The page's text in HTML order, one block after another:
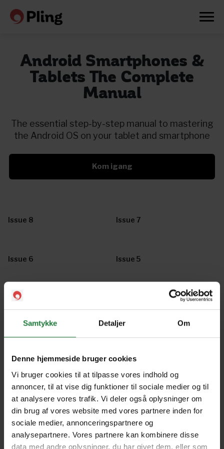
Samtykke Detaljer Om
Denne hjemmeside bruger cookies
Vi bruger cookies til at tilpasse vores indhold og
annoncer, til at vise dig funktioner til sociale medier og til
at analysere vores trafik. Vi deler også oplysninger om
din brug af vores website med vores partnere inden for
sociale medier, annonceringspartnere og
analysepartnere. Vores partnere kan kombinere disse
data med andre oplysninger, du har givet dem, eller som
Android Smartphones &
Tablets The Complete
Manual
The essential step-by-step manual to mastering
the Android OS on your tablet and smartphone
Kom igang
Issue 8 Issue 7
Issue 6 Issue 5
Issue 3
Issue 2 Issue 1
Forrige Næste
Nyt i Pling